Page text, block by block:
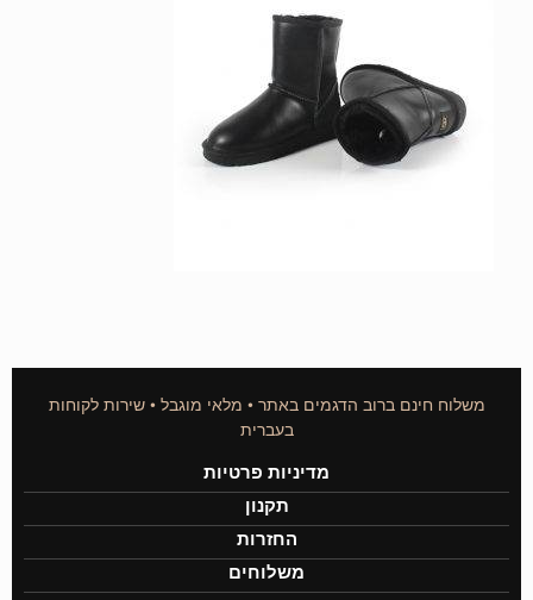
משלוח חינם ברוב הדגמים באתר • מלאי מוגבל • שירות לקוחות
בעברית
מדיניות פרטיות
תקנון
החזרות
משלוחים